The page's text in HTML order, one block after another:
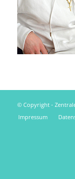
© Copyright -
Impressum